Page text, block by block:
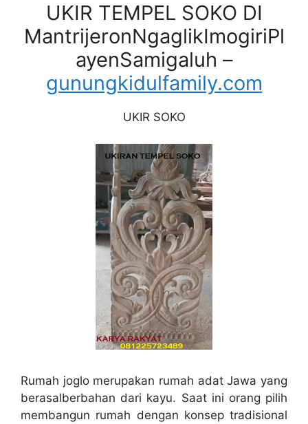
UKIR TEMPEL SOKO DI
MantrijeronNgaglikImogiriPl
ayenSamigaluh –
gunungkidulfamily.com
UKIR SOKO
Rumah joglo merupakan rumah adat Jawa yang
berasalberbahan dari kayu. Saat ini orang pilih
membangun rumah dengan konsep tradisional